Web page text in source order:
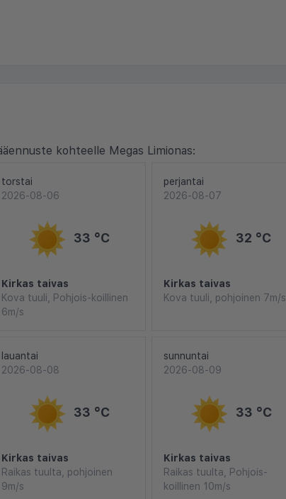
kohteelle Megas Limionas:
torstai
2026-08-06
33 °C
Kirkas taivas
Kova tuuli, Pohjois-koillinen
6m/s
perjantai
2026-08-07
32 °C
Kirkas taivas
Kova tuuli, pohjoinen 7m/s
lauantai
2026-08-08
33 °C
Kirkas taivas
Raikas tuulta, pohjoinen
9m/s
sunnuntai
2026-08-09
33 °C
Kirkas taivas
Raikas tuulta, Pohjois-
koillinen 10m/s